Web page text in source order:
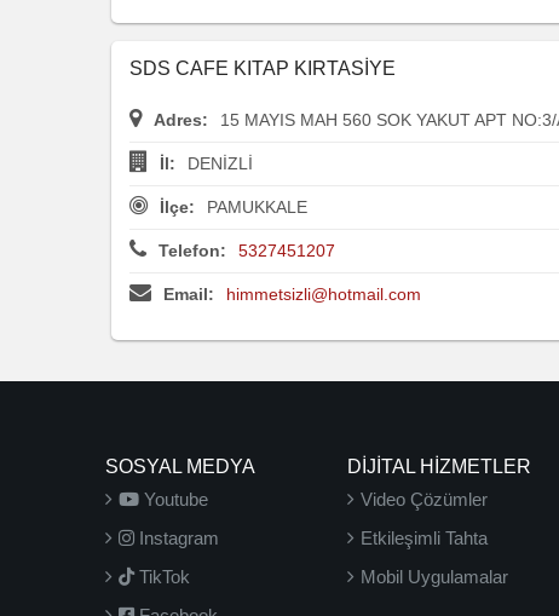
SDS CAFE KITAP KIRTASİYE
Adres: 15 MAYIS MAH 560 SOK YAKUT APT
İl: DENİZLİ
İlçe: PAMUKKALE
Telefon: 5327451207
Email: himmetsizli@hotmail.com
SOSYAL MEDYA
Youtube
Instagram
TikTok
DİJİTAL HİZMETLER
Video Çözümler
Etkileşimli Tahta
Mobil Uygulamalar